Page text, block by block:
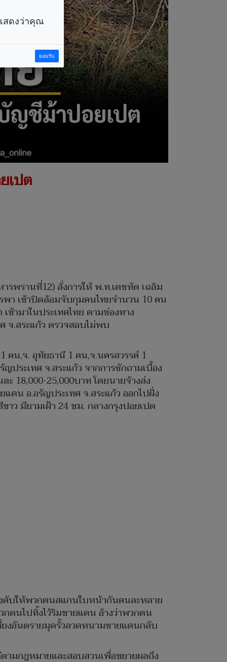
เปต
รพรานที่12) สั่งการให้ พ.ท.เตชทัต เฉลิม
า เข้าปิดล้อมจับกุมคนไทยจำนวน 10 คน
ามาในประเทศไทย ตามช่องทาง
จ.สระแก้ว ตรวจสอบไม่พบ
คน,จ. อุทัยธานี 1 คน,จ.นครสวรรค์ 1
ระเทศ จ.สระแก้ว จากการซักถามเบื้อง
18,000-25,000บาท โดยนายจ้างส่ง
น อ.อรัญประเทศ จ.สระแก้ว ออกไปฝั่ง
ว มียามเฝ้า 24 ชม. กลางกรุงปอยเปต
คับให้พวกตนสแกนใบหน้ากันคนละหลาย
ตนไปทิ้งไว้ริมชายแดน อ้างว่าพวกตน
งอันตรายมุดรั้วลวดหนามชายแดนกลับ
มกฎหมายและสอบสวนเพื่อขยายผลถึง
สดงว่าคุณ
ยอมรับ